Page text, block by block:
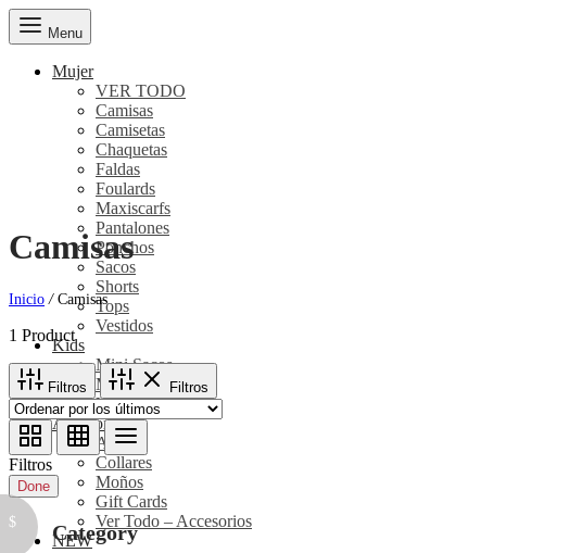
$
Menu
Mujer
VER TODO
Camisas
Camisetas
Chaquetas
Faldas
Foulards
Maxiscarfs
Pantalones
Ponchos
Sacos
Shorts
Tops
Vestidos
Kids
Mini Sacos
Mini Ponchos
Ver Todo – Kids
Accesorios
Aretes
Collares
Moños
Gift Cards
Ver Todo – Accesorios
NEW
Camisas
Inicio /Camisas
1 Product
Filtros Filtros
Filtros
Done
Category